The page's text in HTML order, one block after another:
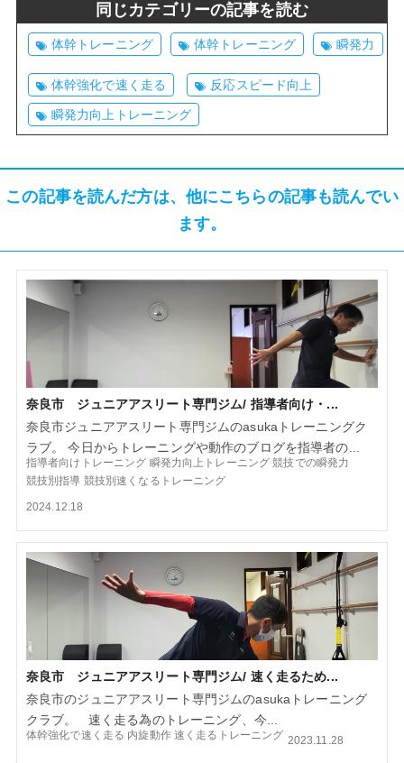
同じカテゴリーの記事を読む
体幹トレーニング 体幹トレーニング 瞬発力
体幹強化で速く走る 反応スピード向上
瞬発力向上トレーニング
この記事を読んだ方は、他にこちらの記事も読んでい
ます。
奈良市 ジュニアアスリート専門ジム/ 指導者向け・...
奈良市ジュニアアスリート専門ジムのasukaトレーニングク
ラブ。 今日からトレーニングや動作のブログを指導者の...
指導者向けトレーニング 瞬発力向上トレーニング 競技での瞬発力
競技別指導 競技別速くなるトレーニング
2024.12.18
奈良市 ジュニアアスリート専門ジム/ 速く走るため...
奈良市のジュニアアスリート専門ジムのasukaトレーニング
クラブ。 速く走る為のトレーニング、今...
体幹強化で速く走る 内旋動作 速く走るトレーニング 2023.11.28